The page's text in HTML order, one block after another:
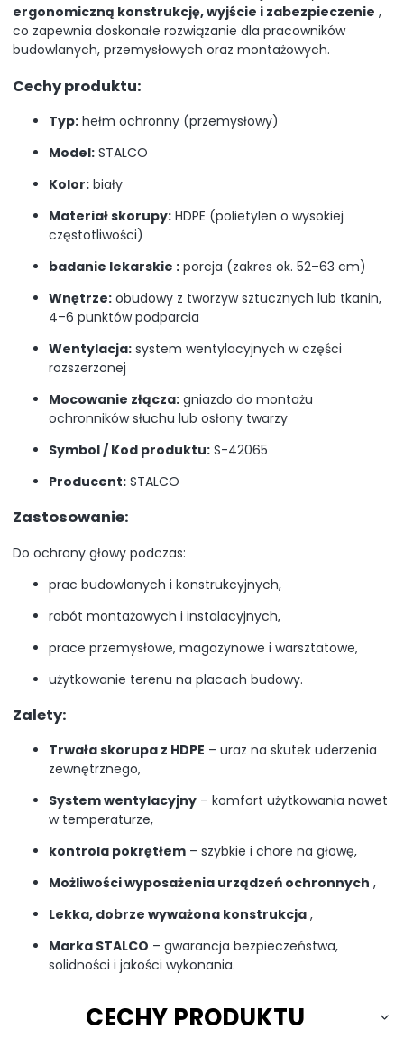
ergonomiczną konstrukcję, wyjście i zabezpieczenie ,
co zapewnia doskonałe rozwiązanie dla pracowników
budowlanych, przemysłowych oraz montażowych.
Cechy produktu:
Typ: hełm ochronny (przemysłowy)
Model: STALCO
Kolor: biały
Materiał skorupy: HDPE (polietylen o wysokiej
częstotliwości)
badanie lekarskie : porcja (zakres ok. 52–63 cm)
Wnętrze: obudowy z tworzyw sztucznych lub tkanin,
4–6 punktów podparcia
Wentylacja: system wentylacyjnych w części
rozszerzonej
Mocowanie złącza: gniazdo do montażu
ochronników słuchu lub osłony twarzy
Symbol / Kod produktu: S-42065
Producent: STALCO
Zastosowanie:
Do ochrony głowy podczas:
prac budowlanych i konstrukcyjnych,
robót montażowych i instalacyjnych,
prace przemysłowe, magazynowe i warsztatowe,
użytkowanie terenu na placach budowy.
Zalety:
Trwała skorupa z HDPE – uraz na skutek uderzenia
zewnętrznego,
System wentylacyjny – komfort użytkowania nawet
w temperaturze,
kontrola pokrętłem – szybkie i chore na głowę,
Możliwości wyposażenia urządzeń ochronnych ,
Lekka, dobrze wyważona konstrukcja ,
Marka STALCO – gwarancja bezpieczeństwa,
solidności i jakości wykonania.
CECHY PRODUKTU